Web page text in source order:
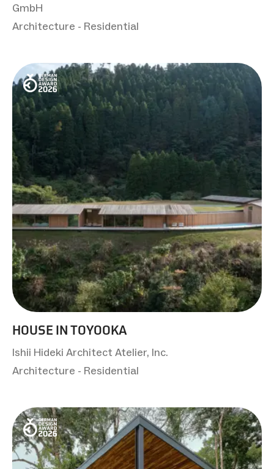
GmbH
Architecture - Residential
HOUSE IN TOYOOKA
Ishii Hideki Architect Atelier, Inc.
Architecture - Residential